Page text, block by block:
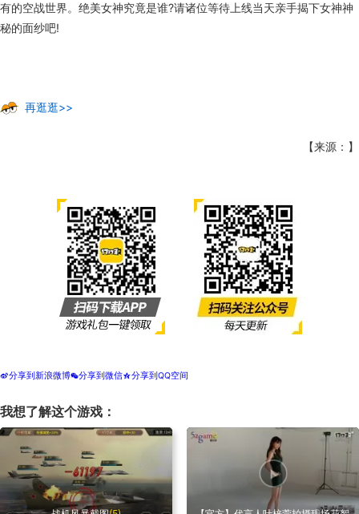
有的空战世界。绝美女神究竟是谁?请诸位等待上线当天亲手揭下女神神
秘的面纱吧!
再逛逛>>
【来源：】
t分享到新浪微博w分享到微信z分享到QQ空间
我想了解这个游戏：